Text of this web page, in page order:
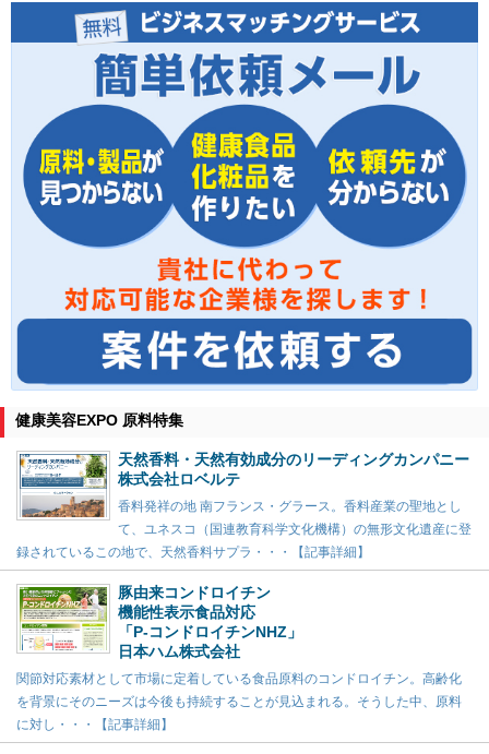
健康美容EXPO 原料特集
天然香料・天然有効成分のリーディングカンパニー
株式会社ロベルテ
香料発祥の地 南フランス・グラース。香料産業の聖地とし
て、ユネスコ（国連教育科学文化機構）の無形文化遺産に登
録されているこの地で、天然香料サプラ・・・【記事詳細】
豚由来コンドロイチン
機能性表示食品対応
「P-コンドロイチンNHZ」
日本ハム株式会社
関節対応素材として市場に定着している食品原料のコンドロイチン。高齢化
を背景にそのニーズは今後も持続することが見込まれる。そうした中、原料
に対し・・・【記事詳細】